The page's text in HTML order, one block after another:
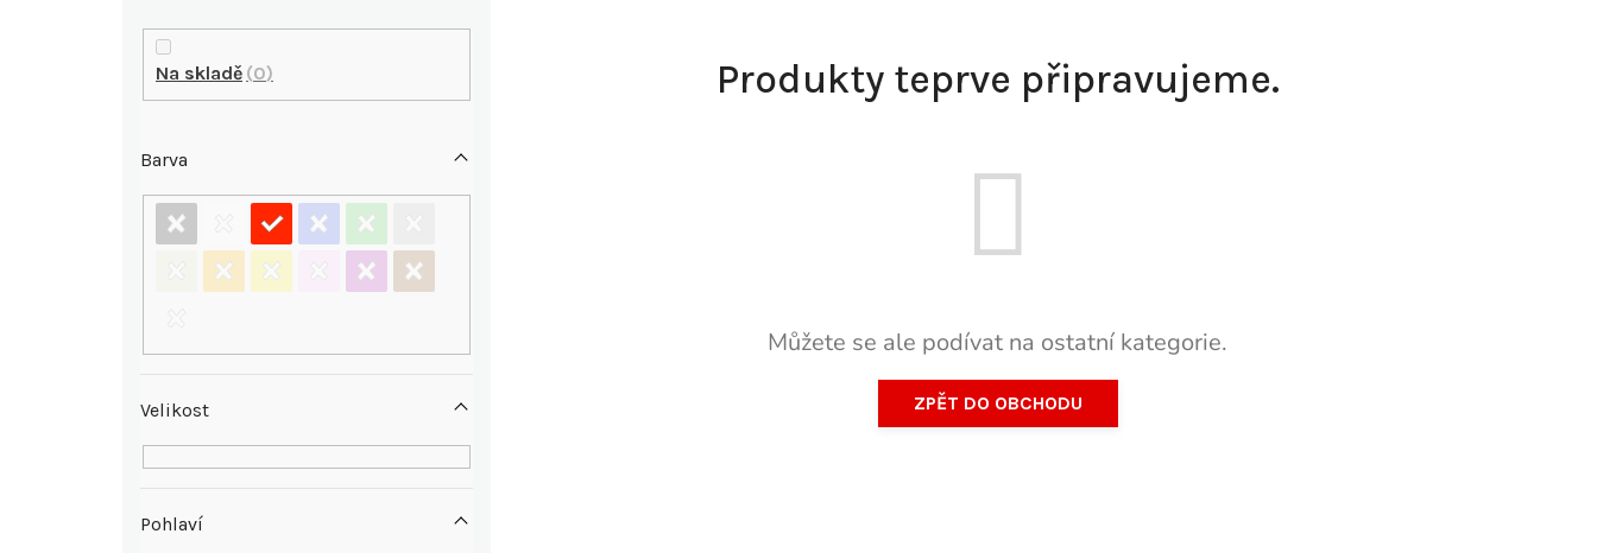
P
n
n
p
Na skladě 0
Velikost
Barva
Pohlaví
Produkty teprve připravujeme.
Můžete se ale podívat na ostatní kategorie.
ZPĚT DO OBCHODU